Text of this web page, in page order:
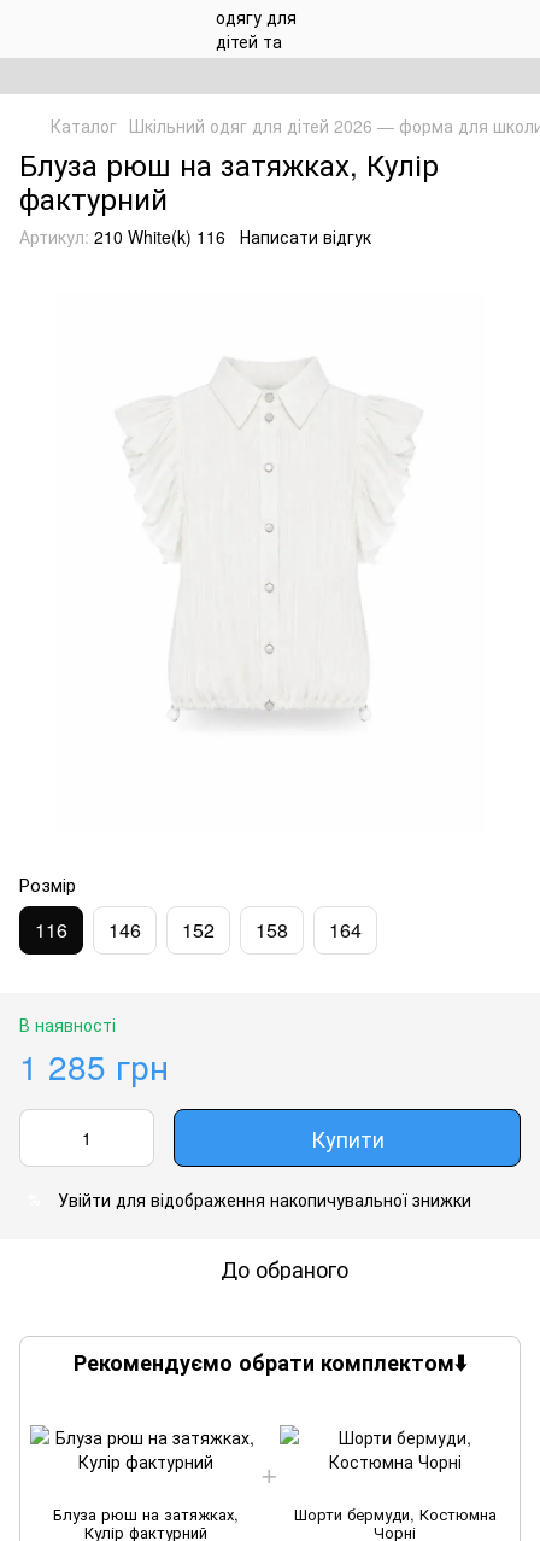
Каталог Шкільний одяг для дітей 2026 — форма для
Блуза рюш на затяжках, Кулір
фактурний
Артикул: 210 White(k) 116 Написати відгук
Розмір
116 146 152 158 164
В наявності
1 285 грн
Купити
Увійти для відображення накопичувальної знижки
До обраного
Рекомендуємо обрати комплектом⬇️
Блуза рюш на затяжках,
Кулір фактурний
Шорти бермуди, Костюмна
Чорні